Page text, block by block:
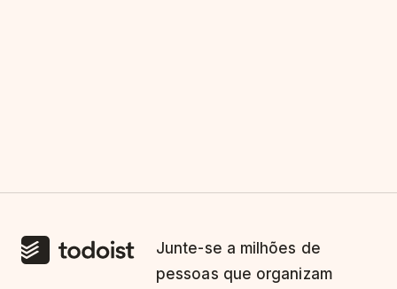
Junte-se a milhões de
pessoas que organizam